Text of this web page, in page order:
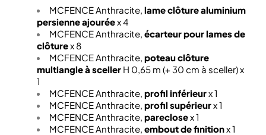
MCFENCE Anthracite, lame clôture aluminium
persienne ajouréex 4
MCFENCE Anthracite, écarteur pour lames de
clôturex 8
MCFENCE Anthracite, poteau clôture
multiangle à sceller H 0,65 m (+ 30 cm à sceller) x
1
MCFENCE Anthracite, profil inférieurx 1
MCFENCE Anthracite, profil supérieurx 1
MCFENCE Anthracite, pareclosex 1
MCFENCE Anthracite, embout de finitionx 1